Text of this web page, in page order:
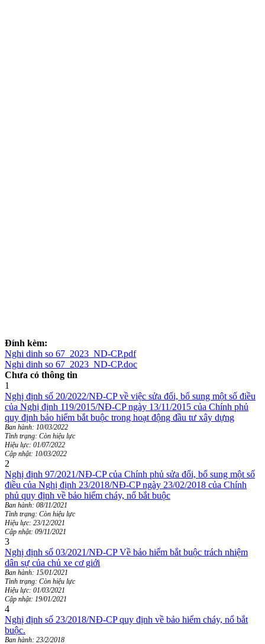
Đính kèm:
Nghi dinh so 67_2023_ND-CP.pdf
Nghi dinh so 67_2023_ND-CP.doc
Chưa có thông tin
1
Nghị định số 20/2022/NĐ-CP về việc sửa đổi, bổ sung một số điều
của Nghị định 119/2015/NĐ-CP ngày 13/11/2015 của Chính phủ
quy định bảo hiểm bắt buộc trong hoạt động đầu tư xây dựng
Ban hành: 10/03/2022
Tình trạng: Còn hiệu lực
Hiệu lực: 01/07/2022
Cập nhật: 10/03/2022
2
Nghị định 97/2021/NĐ-CP của Chính phủ sửa đổi, bổ sung một số
điều của Nghị định 23/2018/NĐ-CP ngày 23/02/2018 của Chính
phủ quy định về bảo hiểm cháy, nổ bắt buộc
Ban hành: 08/11/2021
Tình trạng: Còn hiệu lực
Hiệu lực: 23/12/2021
Cập nhật: 09/11/2021
3
Nghị định số 03/2021/NĐ-CP Về bảo hiểm bắt buộc trách nhiệm
dân sự của chủ xe cơ giới
Ban hành: 15/01/2021
Tình trạng: Còn hiệu lực
Hiệu lực: 01/03/2021
Cập nhật: 19/01/2021
4
Nghị định số 23/2018/NĐ-CP quy định về bảo hiểm cháy, nổ bắt
buộc.
Ban hành: 23/2/2018